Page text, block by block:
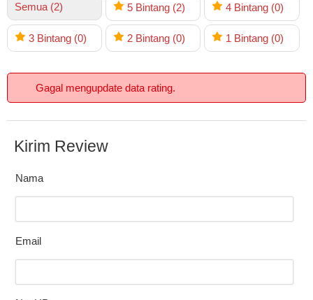
Semua (2) 5 Bintang (2) 4 Bintang (0)
3 Bintang (0) 2 Bintang (0) 1 Bintang (0)
Gagal mengupdate data rating.
Kirim Review
Nama
Email